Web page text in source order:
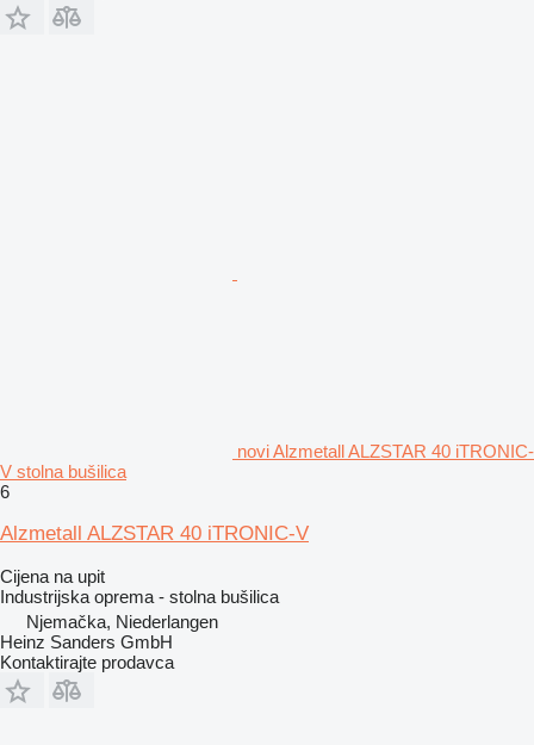
novi Alzmetall ALZSTAR 40 iTRONIC-
V stolna bušilica
6
Alzmetall ALZSTAR 40 iTRONIC-V
Cijena na upit
Industrijska oprema - stolna bušilica
Njemačka, Niederlangen
Heinz Sanders GmbH
Kontaktirajte prodavca